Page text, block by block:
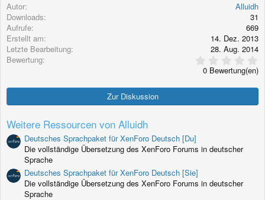
k
t
i
o
n
e
Autor
Alluidh
Downloads
31
Aufrufe
669
Erstellt am
14. Dez. 2013
Letzte Bearbeitung
28. Aug. 2014
Bewertung
,
0
t
0 Bewertung(en)
Zur Diskussion
Weitere Ressourcen von Alluidh
Deutsches Sprachpaket für XenForo Deutsch [Du]
Die vollständige Übersetzung des XenForo Forums in deutscher
Sprache
Deutsches Sprachpaket für XenForo Deutsch [Sie]
Die vollständige Übersetzung des XenForo Forums in deutscher
Sprache